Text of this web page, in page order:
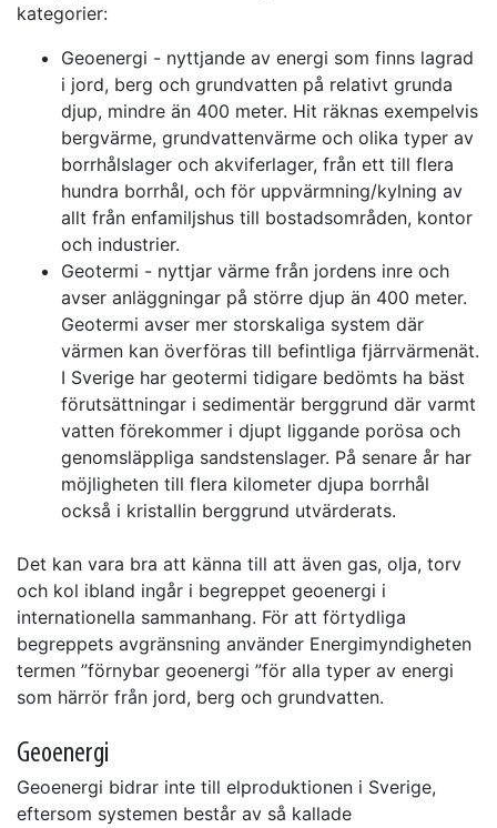
kategorier:
Geoenergi - nyttjande av energi som finns lagrad
i jord, berg och grundvatten på relativt grunda
djup, mindre än 400 meter. Hit räknas exempelvis
bergvärme, grundvattenvärme och olika typer av
borrhålslager och akviferlager, från ett till flera
hundra borrhål, och för uppvärmning/kylning av
allt från enfamiljshus till bostadsområden, kontor
och industrier.
Geotermi - nyttjar värme från jordens inre och
avser anläggningar på större djup än 400 meter.
Geotermi avser mer storskaliga system där
värmen kan överföras till befintliga fjärrvärmenät.
I Sverige har geotermi tidigare bedömts ha bäst
förutsättningar i sedimentär berggrund där varmt
vatten förekommer i djupt liggande porösa och
genomsläppliga sandstenslager. På senare år har
möjligheten till flera kilometer djupa borrhål
också i kristallin berggrund utvärderats.
Det kan vara bra att känna till att även gas, olja, torv
och kol ibland ingår i begreppet geoenergi i
internationella sammanhang. För att förtydliga
begreppets avgränsning använder Energimyndigheten
termen ”förnybar geoenergi ”för alla typer av energi
som härrör från jord, berg och grundvatten.
Geoenergi
Geoenergi bidrar inte till elproduktionen i Sverige,
eftersom systemen består av så kallade